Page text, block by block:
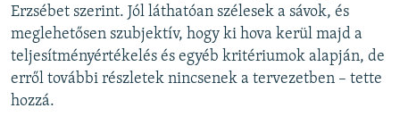
Erzsébet szerint. Jól láthatóan szélesek a sávok, és
meglehetősen szubjektív, hogy ki hova kerül majd a
teljesítményértékelés és egyéb kritériumok alapján, de
erről további részletek nincsenek a tervezetben – tette
hozzá.